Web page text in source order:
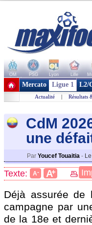
OM PSG Lyon Lille
+ de clubs
Mercato Ligue 1 L2/
Actualité | Résultats
CdM
une
Par Youcef Touaitia - Le
Texte: A- A+
Déjà assurée de
campagne par
de la 18e et